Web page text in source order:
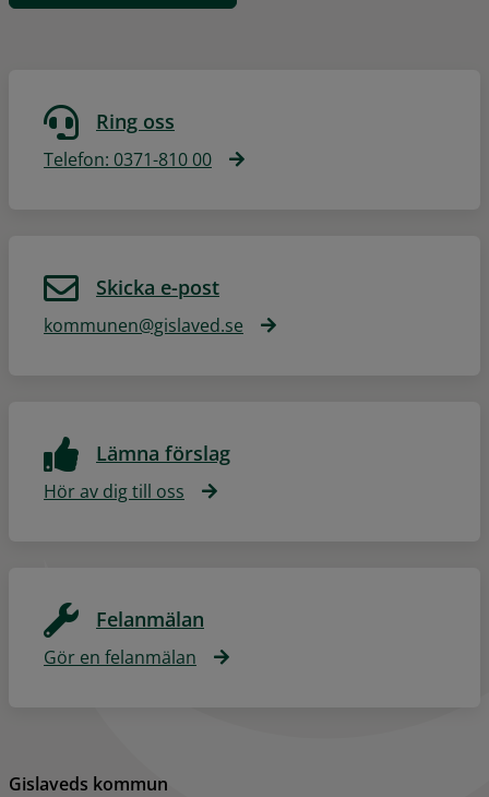
Ring oss
Telefon: 0371-810 00
Skicka e-post
kommunen@gislaved.se
Lämna förslag
Hör av dig till oss
Felanmälan
Gör en felanmälan
Gislaveds kommun